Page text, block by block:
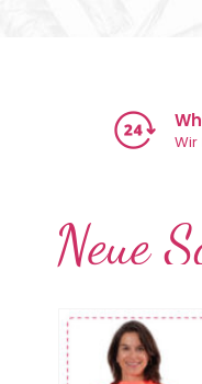
Neue